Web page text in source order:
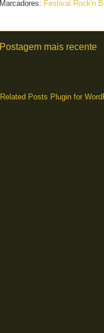
Marcadores: Festival Rock'n
Postagem mais recente